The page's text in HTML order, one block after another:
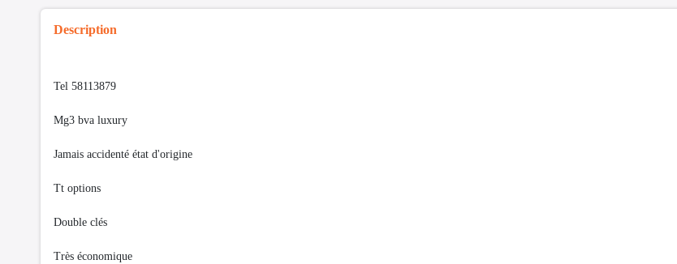
Description
Tel 58113879
Mg3 bva luxury
Jamais accidenté état d'origine
Tt options
Double clés
Très économique